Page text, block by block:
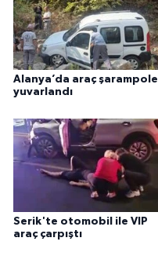
Alanya’da araç şarampole
yuvarlandı
Serik'te otomobil ile VIP
araç çarpıştı